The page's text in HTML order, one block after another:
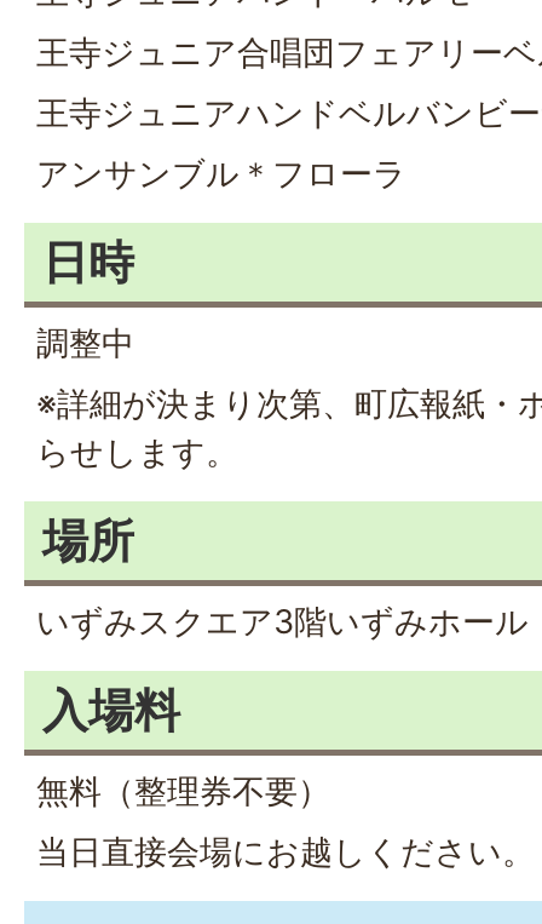
王寺ジュニア合唱団フェアリー
王寺ジュニアハンドベルバンビ
アンサンブル＊フローラ
日時
調整中
※詳細が決まり次第、町広報紙・
らせします。
場所
いずみスクエア3階いずみホール
入場料
無料（整理券不要）
当日直接会場にお越しください。